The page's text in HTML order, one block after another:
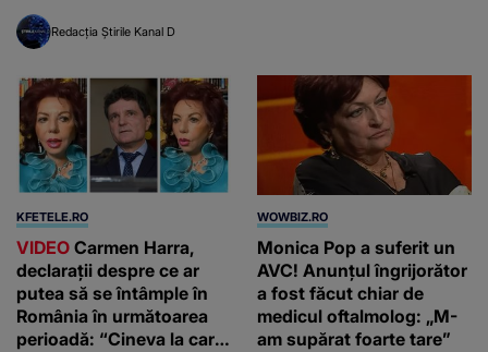
Redacția Știrile Kanal D
KFETELE.RO
VIDEO Carmen Harra,
declarații despre ce ar
putea să se întâmple în
România în următoarea
perioadă: “Cineva la care
WOWBIZ.RO
Monica Pop a suferit un
AVC! Anunțul îngrijorător
a fost făcut chiar de
medicul oftalmolog: „M-
am supărat foarte tare”